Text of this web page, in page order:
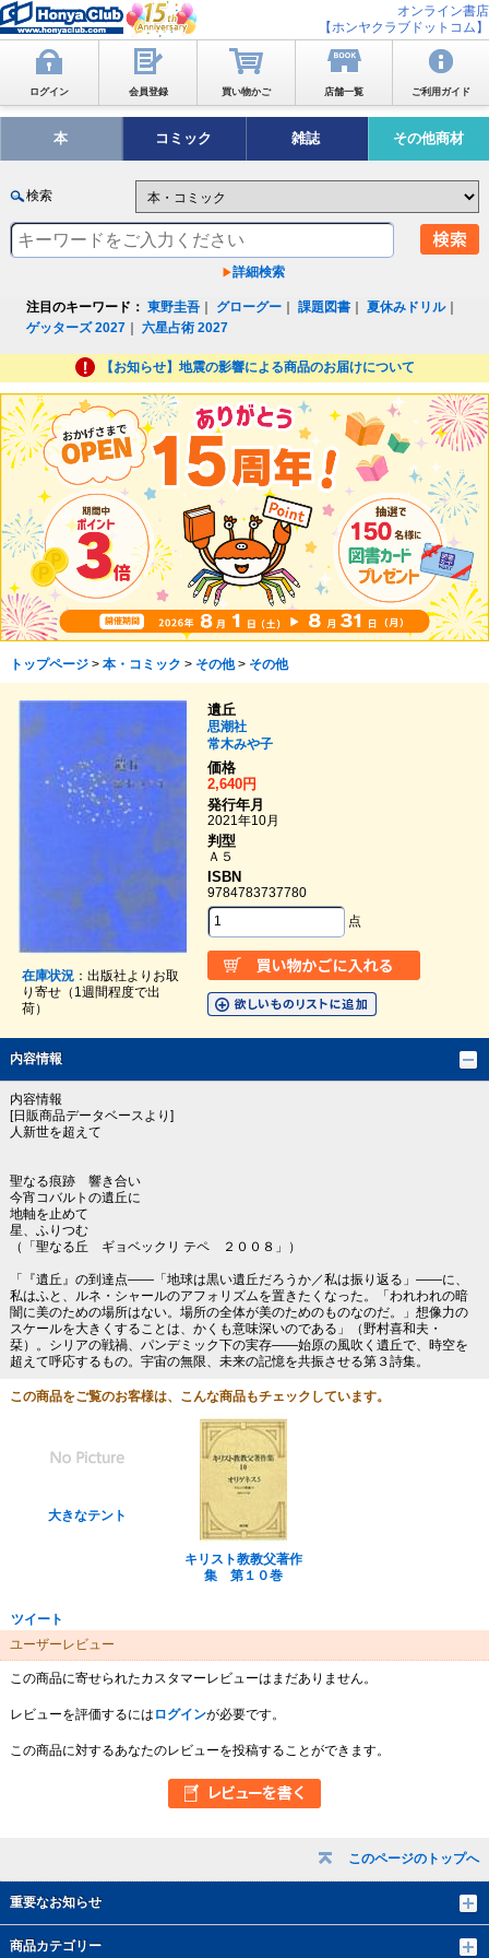
オンライン書店
【ホンヤクラブドットコム】
ログイン 会員登録 買い物かご 店舗一覧 ご利用ガイド
本 コミック 雑誌 その他商材
検索
詳細検索
注目のキーワード： 東野圭吾 グローグー ｜課題図書 ｜夏休みドリル｜
ゲッターズ 2027 ｜六星占術 2027
【お知らせ】地震の影響による商品のお届けについて
このページのトップへ
重要なお知らせ
商品カテゴリー
トップページ> 本・コミック > その他> その他
在庫状況：出版社よりお取
り寄せ（1週間程度で出
荷）
遺丘
思潮社
常木みや子
価格
2,640円
発行年月
2021年10月
判型
Ａ５
ISBN
9784783737780
点
内容情報
内容情報
[日販商品データベースより]
人新世を超えて
聖なる痕跡 響き合い
今宵コバルトの遺丘に
地軸を止めて
星、ふりつむ
（「聖なる丘 ギョベックリ テペ ２００８」）
「『遺丘』の到達点――「地球は黒い遺丘だろうか／私は振り返る」――に、
私はふと、ルネ・シャールのアフォリズムを置きたくなった。「われわれの暗
闇に美のための場所はない。場所の全体が美のためのものなのだ。」想像力の
スケールを大きくすることは、かくも意味深いのである」（野村喜和夫・
栞）。シリアの戦禍、パンデミック下の実存――始原の風吹く遺丘で、時空を
超えて呼応するもの。宇宙の無限、未来の記憶を共振させる第３詩集。
この商品をご覧のお客様は、こんな商品もチェックしています。
大きなテント
キリスト教教父著作
集 第１０巻
ツイート
ユーザーレビュー
この商品に寄せられたカスタマーレビューはまだありません。
レビューを評価するには ログインが必要です。
この商品に対するあなたのレビューを投稿することができます。